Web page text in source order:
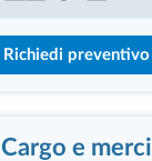
Richiedi preventivo
Cargo e merci